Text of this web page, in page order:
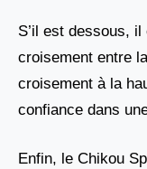
S’il est dessous,
croisement entre
croisement à la
confiance dans
Enfin, le Chikou